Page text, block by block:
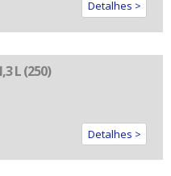
Detalhes >
L (250)
Detalhes >